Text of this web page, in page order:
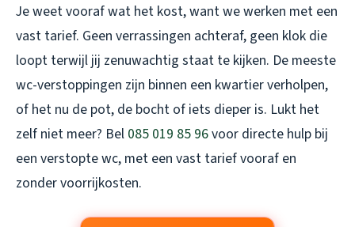
Je weet vooraf wat het kost, want we werken met een
vast tarief. Geen verrassingen achteraf, geen klok die
loopt terwijl jij zenuwachtig staat te kijken. De meeste
wc-verstoppingen zijn binnen een kwartier verholpen,
of het nu de pot, de bocht of iets dieper is. Lukt het
zelf niet meer? Bel 085 019 85 96voor directe hulp bij
een verstopte wc, met een vast tarief vooraf en
zonder voorrijkosten.